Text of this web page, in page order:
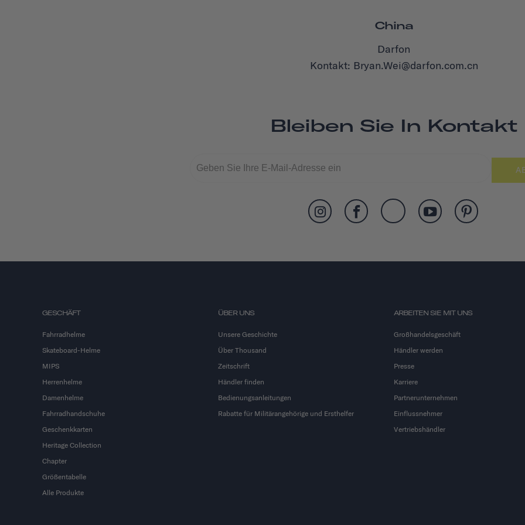
China
Darfon
Kontakt: Bryan.Wei@darfon.com.cn
Bleiben Sie In Kontakt
GESCHÄFT
Fahrradhelme
Skateboard-Helme
MIPS
Herrenhelme
Damenhelme
Fahrradhandschuhe
Geschenkkarten
Heritage Collection
Chapter
Größentabelle
Alle Produkte
ÜBER UNS
Unsere Geschichte
Über Thousand
Zeitschrift
Händler finden
Bedienungsanleitungen
Rabatte für Militärangehörige und Ersthelfer
ARBEITEN SIE MIT UNS
Großhandelsgeschäft
Händler werden
Presse
Karriere
Partnerunternehmen
Einflussnehmer
Vertriebshändler